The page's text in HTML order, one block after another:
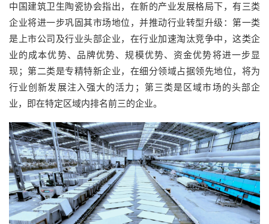
中国建筑卫生陶瓷协会指出，在新的产业发展格局下，有三类
企业将进一步巩固其市场地位，并推动行业转型升级：第一类
是上市公司及行业头部企业，在行业加速淘汰竞争中，这类企
业的成本优势、品牌优势、规模优势、资金优势将进一步显
现；第二类是专精特新企业，在细分领域占据领先地位，将为
行业创新发展注入强大的活力；第三类是区域市场的头部企
业，即在特定区域内排名前三的企业。